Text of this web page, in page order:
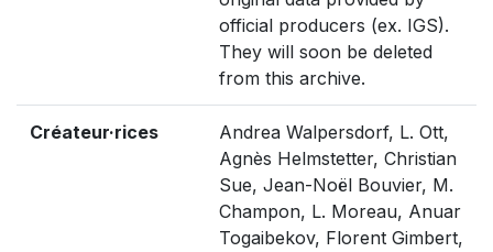
official producers (ex. IGS).
They will soon be deleted
from this archive.
Créateur·rices
Andrea Walpersdorf, L. Ott,
Agnès Helmstetter, Christian
Sue, Jean-Noël Bouvier, M.
Champon, L. Moreau, Anuar
Togaibekov, Florent Gimbert,